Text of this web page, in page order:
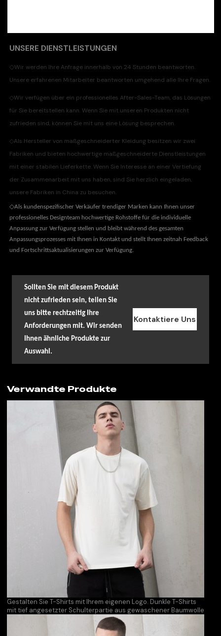
UNSERE DIENSTLEISTUNGEN
◇Wir werden Ihre Anfrage innerhalb von 24 Stunden beantworten.
Unsere erfahrenen Mitarbeiter beantworten umgehend alle Ihre Fragen.
◇Wir verfügen über ein professionelles After-Sales-Team, das Lösungen
für Sie bereitstellen kann. Wenn Sie mit unseren Produkten nicht
zufrieden sind, können Sie mit uns eine Lösung besprechen.
◇Als Hersteller von maßgeschneiderter Kleidung besitzen wir zwei
Fabriken und bieten hochwertige maßgeschneiderte Dienstleistungen
mit einer stabilen Lieferkette. Wenn Sie Interesse an einer Vertiefung
der Zusammenarbeit mit uns haben, sind Sie herzlich eingeladen,
unsere Fabriken in China zu besuchen.
◇Als kundenspezifischer Verkäufer trendiger Marken kann Ihnen unser
professionelles Designteam hochwertige Rohstoffe für die individuelle
Anpassung zur Verfügung stellen und bleibt während des gesamten
Anpassungsprozesses mit Ihnen in Kontakt und stellt Ihnen zeitnah Feedback
und Fortschrittsaktualisierungen zur Verfügung.
Sollten Sie mit diesem Produkt
nicht zufrieden sein, teilen Sie
uns bitte rechtzeitig Ihre
Anforderungen mit. Wir senden
Ihnen ähnliche Produkte zur
Auswahl.
Kontaktiere Uns
Verwandte Produkte
Gestalten Sie T-Shirts mit Ihrem eigenen Logo. Dunkle T-Shirts
mit tief angesetzter Schulterpartie aus gewaschener Baumwolle